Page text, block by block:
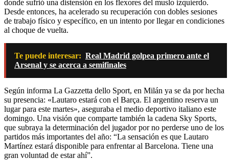
donde sufrió una distensión en los flexores del muslo izquierdo.
Desde entonces, ha acelerado su recuperación con dobles sesiones
de trabajo físico y específico, en un intento por llegar en condiciones
al choque de vuelta.
Te puede interesar: Real Madrid golpea primero ante el
Arsenal y se acerca a semifinales
Según informa La Gazzetta dello Sport, en Milán ya se da por hecha
su presencia: «Lautaro estará con el Barça. El argentino reserva un
lugar para este martes», aseguraba el medio deportivo italiano este
domingo. Una visión que comparte también la cadena Sky Sports,
que subraya la determinación del jugador por no perderse uno de los
partidos más importantes del año: “La sensación es que Lautaro
Martínez estará disponible para enfrentar al Barcelona. Tiene una
gran voluntad de estar ahí”.